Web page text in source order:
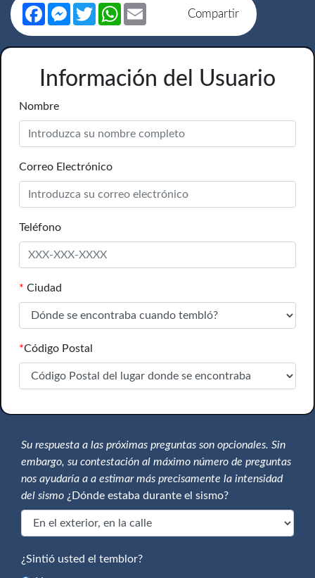
Compartir
FacebookMessenger
TwitterWhatsApp
Información del Usuario
Nombre
Correo Electrónico
Teléfono
* Ciudad
*Código Postal
Su respuesta a las próximas preguntas son opcionales. Sin
embargo, su contestación al máximo número de preguntas
nos ayudaría a a estimar más precisamente la intensidad
del sismo ¿Dónde estaba durante el sismo?
¿Sintió usted el temblor?